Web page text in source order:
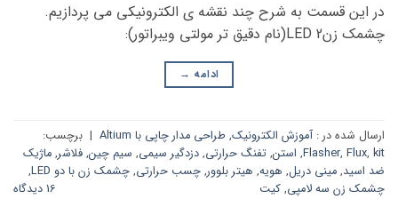
در این قسمت به شرح چند نقشه ی الکترونیکی می پردازیم.
چشمک زن2 LED(نام دقیق تر مولتی ویبراتور):
ادامه →
ارسال شده در :آموزش الکترونیک, طراحی مدار چاپی با Altium | برچسب:
Flasher, Flux, kit
, استن, تفنگ حرارتی, دزدگیر سیمی, سیم چین, فلاشر, ماژیک
ضد اسید, مینی دریل, هویه, هیتر بلوور, چسب حرارتی, چشمک زن با دو LED
,
چشمک زن سه لامپی, کیت 16 دیدگاه